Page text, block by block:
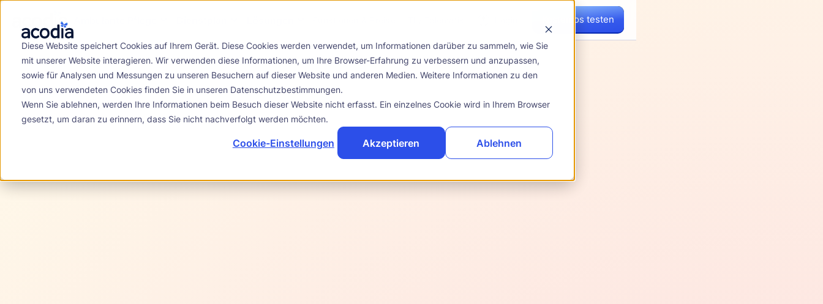
Diese Website speichert Cookies auf Ihrem Gerät. Diese Cookies werden verwendet, um Informationen darüber zu sammeln, wie Sie
mit unserer Website interagieren. Wir verwenden diese Informationen, um Ihre Browser-Erfahrung zu verbessern und anzupassen,
sowie für Analysen und Messungen zu unseren Besuchern auf dieser Website und anderen Medien. Weitere Informationen zu den
von uns verwendeten Cookies finden Sie in unseren Datenschutzbestimmungen.
Wenn Sie ablehnen, werden Ihre Informationen beim Besuch dieser Website nicht erfasst. Ein einzelnes Cookie wird in Ihrem Browser
gesetzt, um daran zu erinnern, dass Sie nicht nachverfolgt werden möchten.
Cookie-Einstellungen Akzeptieren Ablehnen
Kostenlos testen